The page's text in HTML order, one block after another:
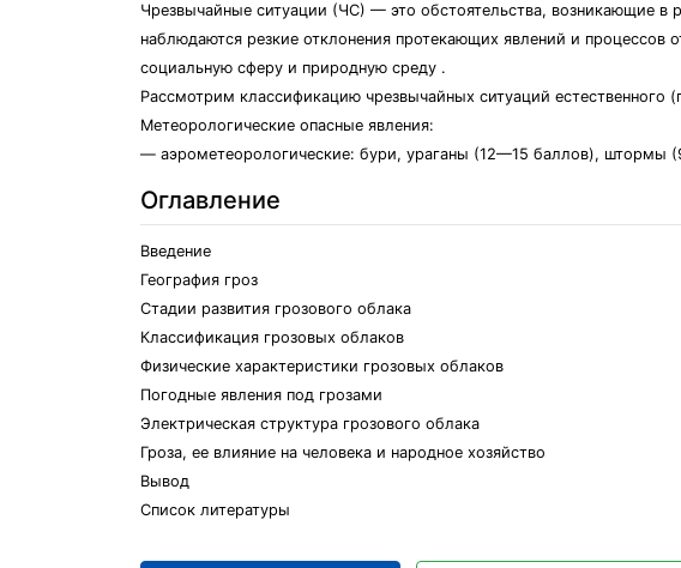
Чрезвычайные ситуации (ЧС) — это обстоятельства, возникающие в
наблюдаются резкие отклонения протекающих явлений и процессов
социальную сферу и природную среду .
Рассмотрим классификацию чрезвычайных ситуаций естественного
Метеорологические опасные явления:
— аэрометеорологические: бури, ураганы (12—15 баллов), штормы
Оглавление
Введение
География гроз
Стадии развития грозового облака
Классификация грозовых облаков
Физические характеристики грозовых облаков
Погодные явления под грозами
Электрическая структура грозового облака
Гроза, ее влияние на человека и народное хозяйство
Вывод
Список литературы